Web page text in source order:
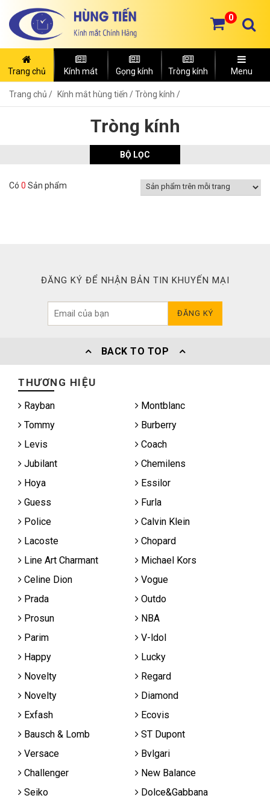
0
Trang chủ Kính mát Gọng kính Tròng kính Menu
Trang chủ Kính mắt hùng tiến /Tròng kính /
Tròng kính
BỘ LỌC
Có 0 Sản phẩm
ĐĂNG KÝ ĐỂ NHẬN BẢN TIN KHUYẾN MẠI
ĐĂNG KÝ
BACK TO TOP
THƯƠNG HIỆU
Rayban
Montblanc
Tommy
Burberry
Levis
Coach
Jubilant
Chemilens
Hoya
Essilor
Guess
Furla
Police
Calvin Klein
Lacoste
Chopard
Line Art Charmant
Michael Kors
Celine Dion
Vogue
Prada
Outdo
Prosun
NBA
Parim
V-ldol
Happy
Lucky
Novelty
Regard
Novelty
Diamond
Exfash
Ecovis
Bausch & Lomb
ST Dupont
Versace
Bvlgari
Challenger
New Balance
Seiko
Dolce&Gabbana